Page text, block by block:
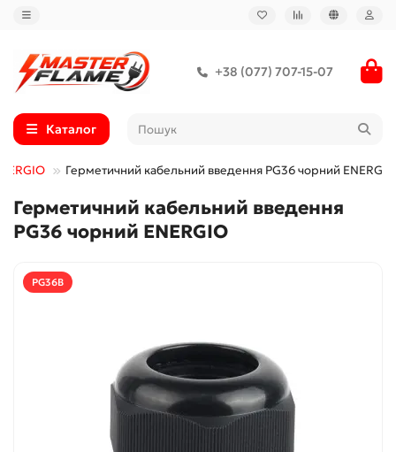
+38 (077) 707-15-07
Каталог
Герметичний кабельний введення PG36 чорний ENERGIO
Герметичний кабельний введення
PG36 чорний ENERGIO
PG36B